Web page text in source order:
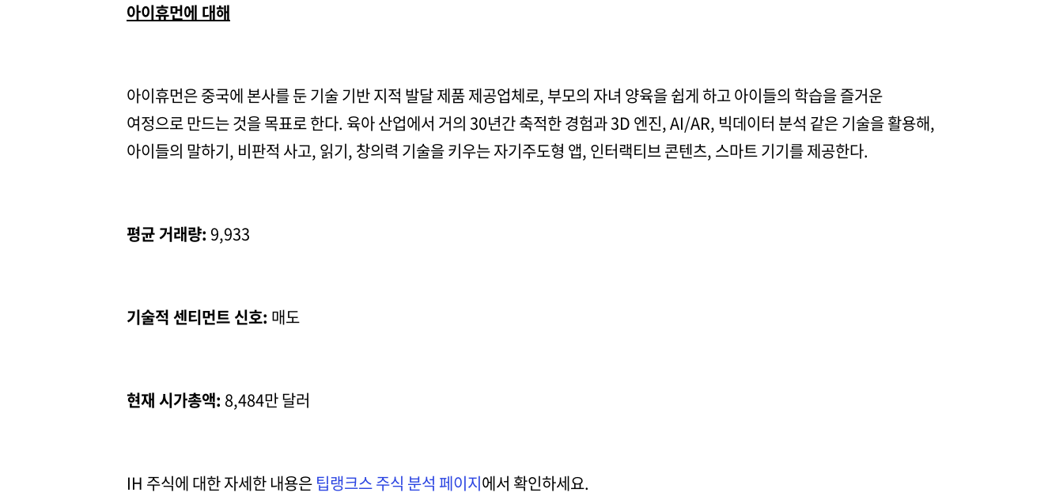
아이휴먼에 대해
아이휴먼은 중국에 본사를 둔 기술 기반 지적 발달 제품 제공업체로, 부모의 자녀 양육을 쉽게 하고 아이들의 학습을 즐거운
여정으로 만드는 것을 목표로 한다. 육아 산업에서 거의 30년간 축적한 경험과 3D 엔진, AI/AR, 빅데이터 분석 같은 기술을 활용해,
아이들의 말하기, 비판적 사고, 읽기, 창의력 기술을 키우는 자기주도형 앱, 인터랙티브 콘텐츠, 스마트 기기를 제공한다.
평균 거래량: 9,933
기술적 센티먼트 신호: 매도
현재 시가총액: 8,484만 달러
IH 주식에 대한 자세한 내용은 팁랭크스 주식 분석 페이지에서 확인하세요.